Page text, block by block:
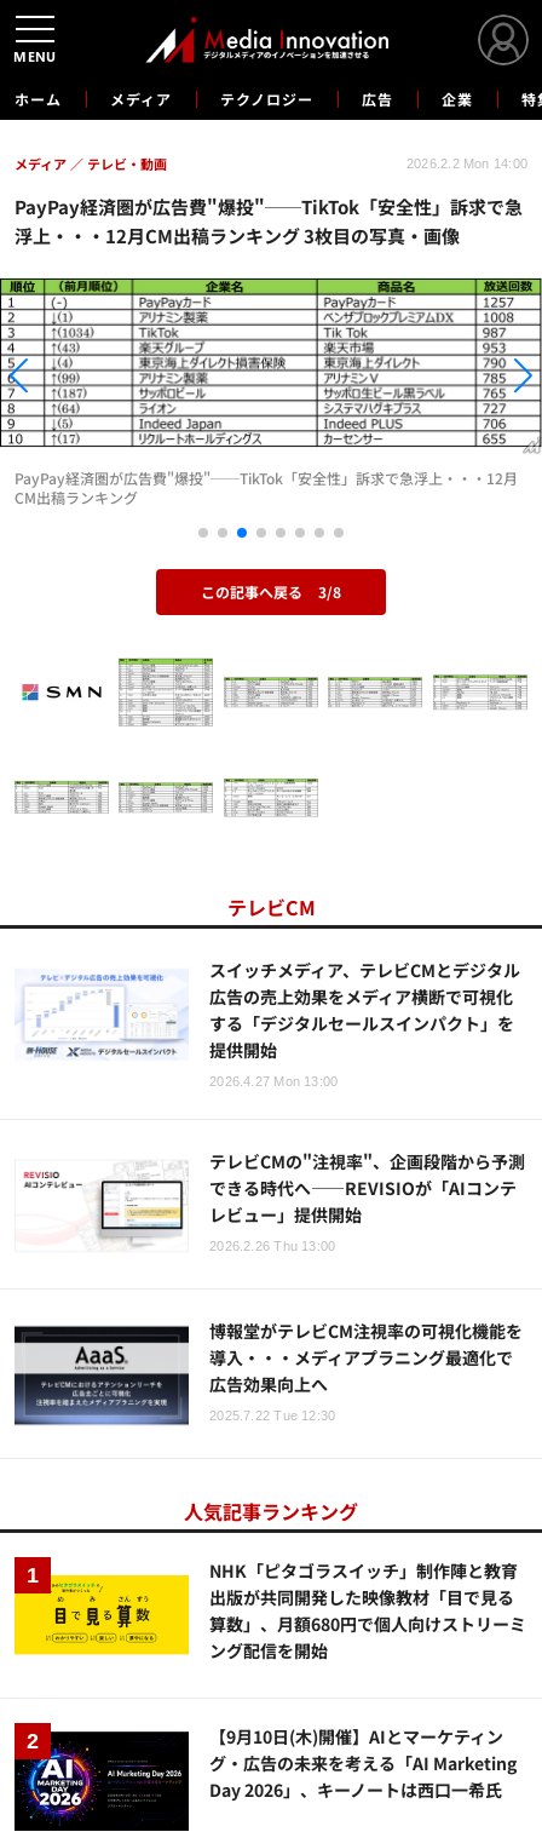
ホーム メディア テクノロジー 広告 企業 特
PayPay経済圏が広告費"爆投"──TikTok「安全性」訴求で急
浮上・・・12月CM出稿ランキング 3枚目の写真・画像
メディア テレビ・動画 2026.2.2 Mon 14:00
PayPay経済圏が広告費"爆投"──TikTok「安全性」訴求で急浮上・・・12月
CM出稿ランキング
この記事へ戻る 3/8
テレビCM
スイッチメディア、テレビCMとデジタル
広告の売上効果をメディア横断で可視化
する「デジタルセールスインパクト」を
提供開始
2026.4.27 Mon 13:00
テレビCMの"注視率"、企画段階から予測
できる時代へ——REVISIOが「AIコンテ
レビュー」提供開始
2026.2.26 Thu 13:00
博報堂がテレビCM注視率の可視化機能を
導入・・・メディアプラニング最適化で
広告効果向上へ
2025.7.22 Tue 12:30
人気記事ランキング
NHK「ピタゴラスイッチ」制作陣と教育
出版が共同開発した映像教材「目で見る
算数」、月額680円で個人向けストリーミ
ング配信を開始
【9月10日(木)開催】AIとマーケティン
グ・広告の未来を考える「AI Marketing
Day 2026」、キーノートは西口一希氏
MENU